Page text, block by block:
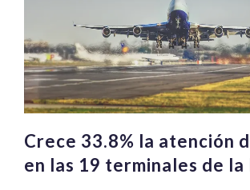
Crece 33.8% la atención
en las 19 terminales de la